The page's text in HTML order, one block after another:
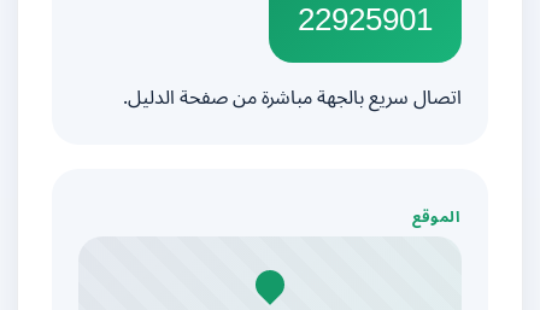
22925901
اتصال سريع بالجهة مباشرة من صفحة الدليل.
الموقع